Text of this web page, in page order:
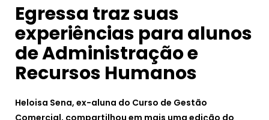
Egressa traz suas
experiências para alunos
de Administração e
Recursos Humanos
Heloisa Sena, ex-aluna do Curso de Gestão
Comercial, compartilhou em mais uma edição do